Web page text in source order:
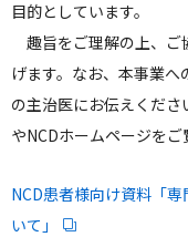
目的としています。
趣旨をご理解の上、ご
げます。なお、本事業
の主治医にお伝えくださ
やNCDホームページをご
NCD患者様向け資料「
いて」